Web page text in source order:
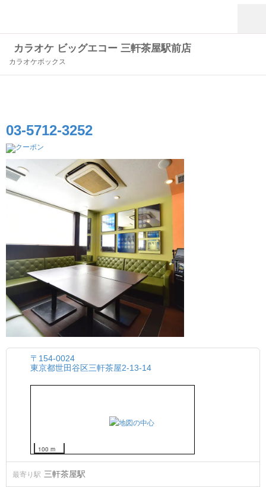
カラオケ ビッグエコー 三軒茶屋駅前店
カラオケボックス
03-5712-3252
〒154-0024
東京都世田谷区三軒茶屋2-13-14
100 m
最寄り駅 三軒茶屋駅